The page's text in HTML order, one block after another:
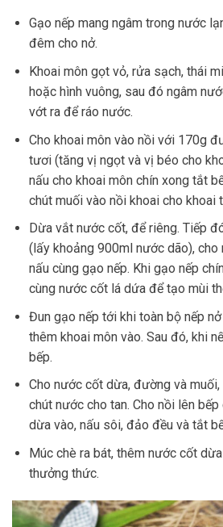
Gạo nếp mang ngâm trong nước
đêm cho nở.
Khoai môn gọt vỏ, rửa sạch, thái
hoặc hình vuông, sau đó ngâm
vớt ra để ráo nước.
Cho khoai môn vào nồi với 170g
tươi (tăng vị ngọt và vị béo cho
nấu cho khoai môn chín xong tắt
chút muối vào nồi khoai cho khoai
Dừa vắt nước cốt, để riêng. Tiếp
(lấy khoảng 900ml nước dão),
nấu cùng gạo nếp. Khi gạo nếp
cùng nước cốt lá dứa để tạo mùi
Đun gạo nếp tới khi toàn bộ nếp
thêm khoai môn vào. Sau đó, khi
bếp.
Cho nước cốt dừa, đường và
chút nước cho tan. Cho nồi lên
dừa vào, nấu sôi, đảo đều và tắt
Múc chè ra bát, thêm nước cốt
thưởng thức.